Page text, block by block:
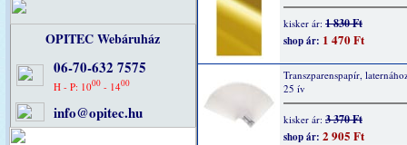
OPITEC Webáruház
06-70-632 7575
H - P: 1000- 1400
info@opitec.hu
kisker ár: 1 830 Ft
shop ár: 1 470 Ft
Transzparenspapír,
25 ív
kisker ár: 3 370 Ft
shop ár: 2 905 Ft